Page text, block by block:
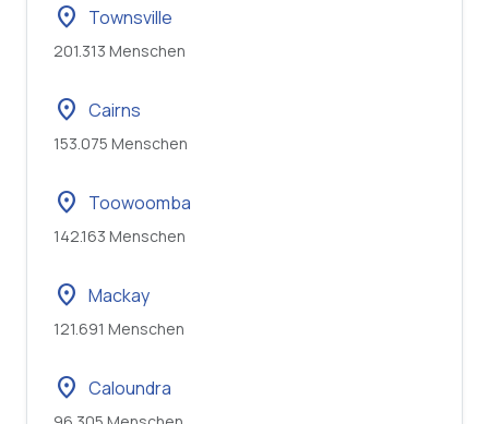
location_on Townsville
201.313 Menschen
location_on Cairns
153.075 Menschen
location_on Toowoomba
142.163 Menschen
location_on Mackay
121.691 Menschen
location_on Caloundra